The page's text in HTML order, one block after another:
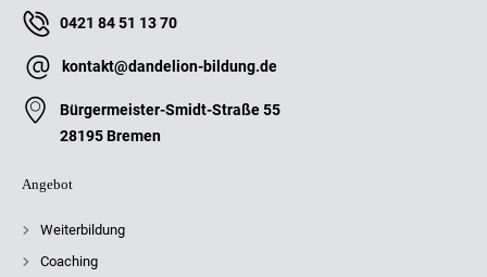
0421 84 51 13 70
kontakt@dandelion-bildung.de
Bürgermeister-Smidt-Straße 55
28195 Bremen
Angebot
Weiterbildung
Coaching